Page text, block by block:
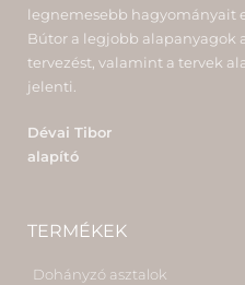
legnemesebb hagyományait
Bútor a legjobb alapanyagok
tervezést, valamint a tervek
jelenti.
Dévai Tibor
alapító
TERMÉKEK
Dohányzó asztalok